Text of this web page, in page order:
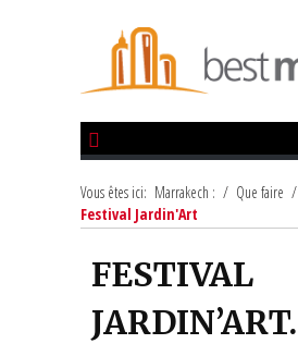
Vous êtes ici: Marrakech : / Que faire /
Festival Jardin'Art
FESTIVAL
JARDIN’ART.